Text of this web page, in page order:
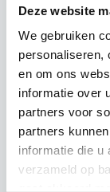
Deze website
We gebruiken
personaliseren,
en om ons
informatie over
partners voor
partners
informatie die u
verzameld op
Science
Goede
Ingevuld